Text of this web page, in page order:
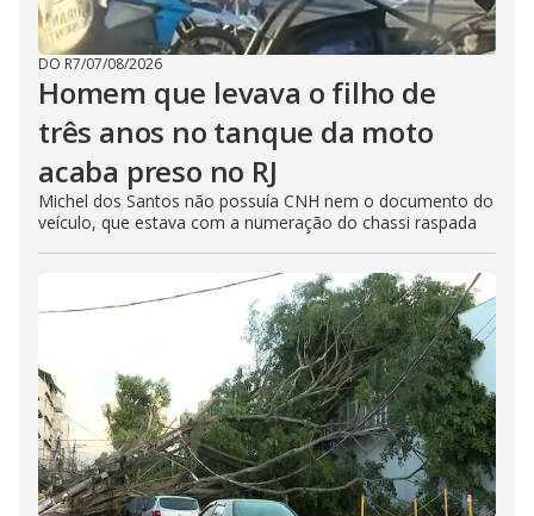
DO R7/07/08/2026
Homem que levava o filho de
três anos no tanque da moto
acaba preso no RJ
Michel dos Santos não possuía CNH nem o documento do
veículo, que estava com a numeração do chassi raspada